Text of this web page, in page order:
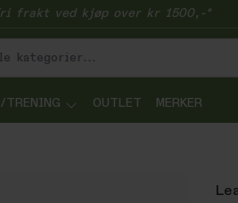
frakt ved kjøp over kr 1500,-*
OUTLET MERKER